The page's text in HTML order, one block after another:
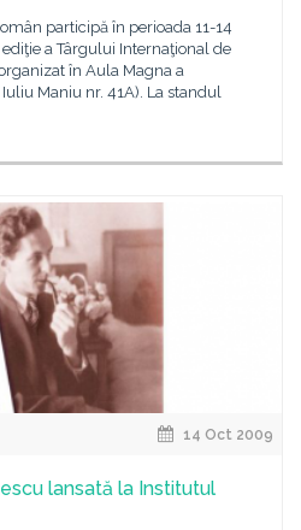
participă în perioada 11-14
a Târgului Internaţional de
în Aula Magna a
Maniu nr. 41A). La standul
14 Oct 2009
lansată la Institutul